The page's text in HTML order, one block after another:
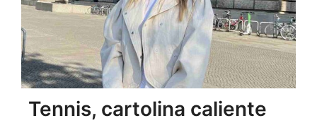
Tennis, cartolina caliente